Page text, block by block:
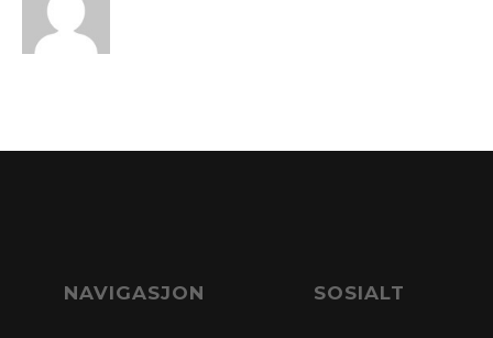
NAVIGASJON SOSIALT